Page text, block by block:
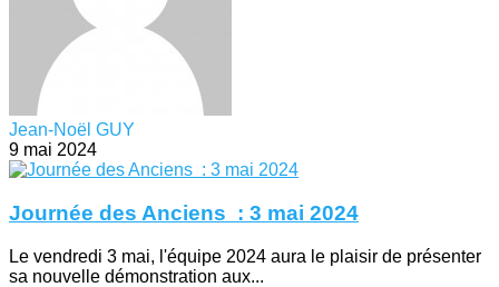
Jean-Noël GUY
9 mai 2024
Journée des Anciens : 3 mai 2024
Le vendredi 3 mai, l'équipe 2024 aura le plaisir de présenter
sa nouvelle démonstration aux...